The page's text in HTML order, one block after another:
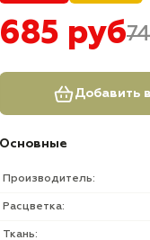
685 руб
Добавить
Основные
Производитель:
Расцветка:
Ткань: